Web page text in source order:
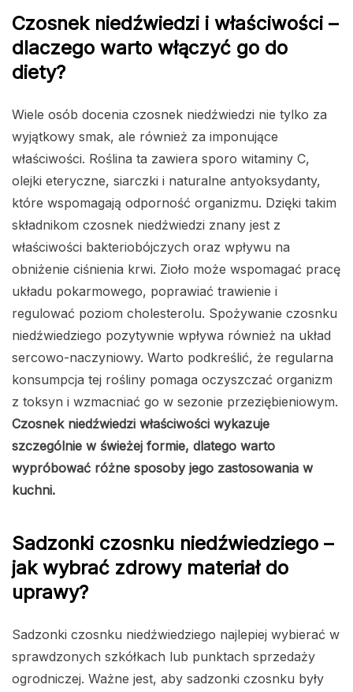
Czosnek niedźwiedzi i właściwości –
dlaczego warto włączyć go do
diety?
Wiele osób docenia czosnek niedźwiedzi nie tylko za
wyjątkowy smak, ale również za imponujące
właściwości. Roślina ta zawiera sporo witaminy C,
olejki eteryczne, siarczki i naturalne antyoksydanty,
które wspomagają odporność organizmu. Dzięki takim
składnikom czosnek niedźwiedzi znany jest z
właściwości bakteriobójczych oraz wpływu na
obniżenie ciśnienia krwi. Zioło może wspomagać pracę
układu pokarmowego, poprawiać trawienie i
regulować poziom cholesterolu. Spożywanie czosnku
niedźwiedziego pozytywnie wpływa również na układ
sercowo-naczyniowy. Warto podkreślić, że regularna
konsumpcja tej rośliny pomaga oczyszczać organizm
z toksyn i wzmacniać go w sezonie przeziębieniowym.
Czosnek niedźwiedzi właściwości wykazuje
szczególnie w świeżej formie, dlatego warto
wypróbować różne sposoby jego zastosowania w
kuchni.
Sadzonki czosnku niedźwiedziego –
jak wybrać zdrowy materiał do
uprawy?
Sadzonki czosnku niedźwiedziego najlepiej wybierać w
sprawdzonych szkółkach lub punktach sprzedaży
ogrodniczej. Ważne jest, aby sadzonki czosnku były